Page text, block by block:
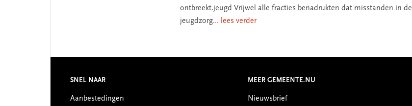
ontbreekt.jeugd Vrijwel alle fracties benadrukten dat misstanden in de
jeugdzorg... lees verder
Footer
SNEL NAAR
Aanbestedingen
MEER GEMEENTE.NU
Nieuwsbrief